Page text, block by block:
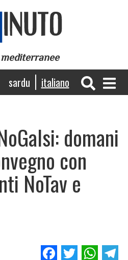
sardu italiano
domani
con
NoTav e
Facebook
Twitter